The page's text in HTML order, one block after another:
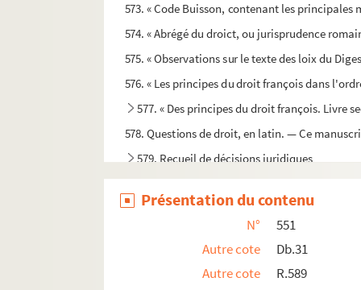
573. « Code Buisson, contenant les
574. « Abrégé du droict, ou jurisprudence
575. « Observations sur le texte des loix du
576. « Les principes du droit françois dans
577. « Des principes du droit françois. Livre
578. Questions de droit, en latin. — Ce
579. Recueil de décisions juridiques
580. « Rédaction des lois romaines dans
581. « Précis des dispositions de l'ordonnance
582. Observations sur l'ordonnance de
583. « Table des ordonnances de nos roys,
584. « Précis des anciennes et nouvelles
Présentation du contenu
N°
551
Autre cote
Db.31
Autre cote
R.589